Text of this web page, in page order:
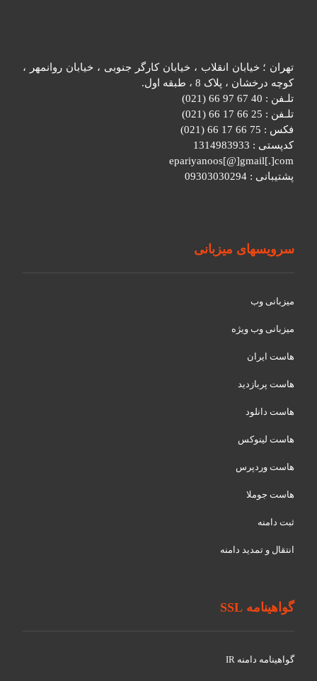
تهران ؛ خیابان انقلاب ، خیابان کارگر جنوبی ، خیابان روانمهر ،
کوچه درخشان ، پلاک 8 ، طبقه اول.
تلـفن : 40 67 97 66 (021)
تلـفن : 25 66 17 66 (021)
فکس : 75 66 17 66 (021)
کدپستی : 1314983933
epariyanoos[@]gmail[.]com
پشتیبانی : 09303030294
سرویسهای میزبانی
میزبانی وب
میزبانی وب ویژه
هاست ایران
هاست پربازدید
هاست دانلود
هاست لینوکس
هاست وردپرس
هاست جوملا
ثبت دامنه
انتقال و تمدید دامنه
گواهینامه SSL
گواهينامه دامنه IR